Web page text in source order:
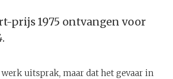
prijs 1975 ontvangen voor
.
uitsprak, maar dat het gevaar in